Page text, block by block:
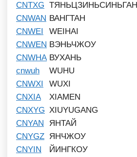
CNTXG ТЯНЬЦЗИНЬСИНЬГАН
CNWAN ВАНГТАН
CNWEI
WEIHAI
CNWEN ВЭНЬЧЖОУ
CNWHA ВУХАНЬ
cnwuh
WUHU
CNWXI
WUXI
CNXIA
XIAMEN
CNXYG XIUYUGANG
CNYAN
ЯНТАЙ
CNYGZ ЯНЧЖОУ
CNYIN
ЙИНГКОУ